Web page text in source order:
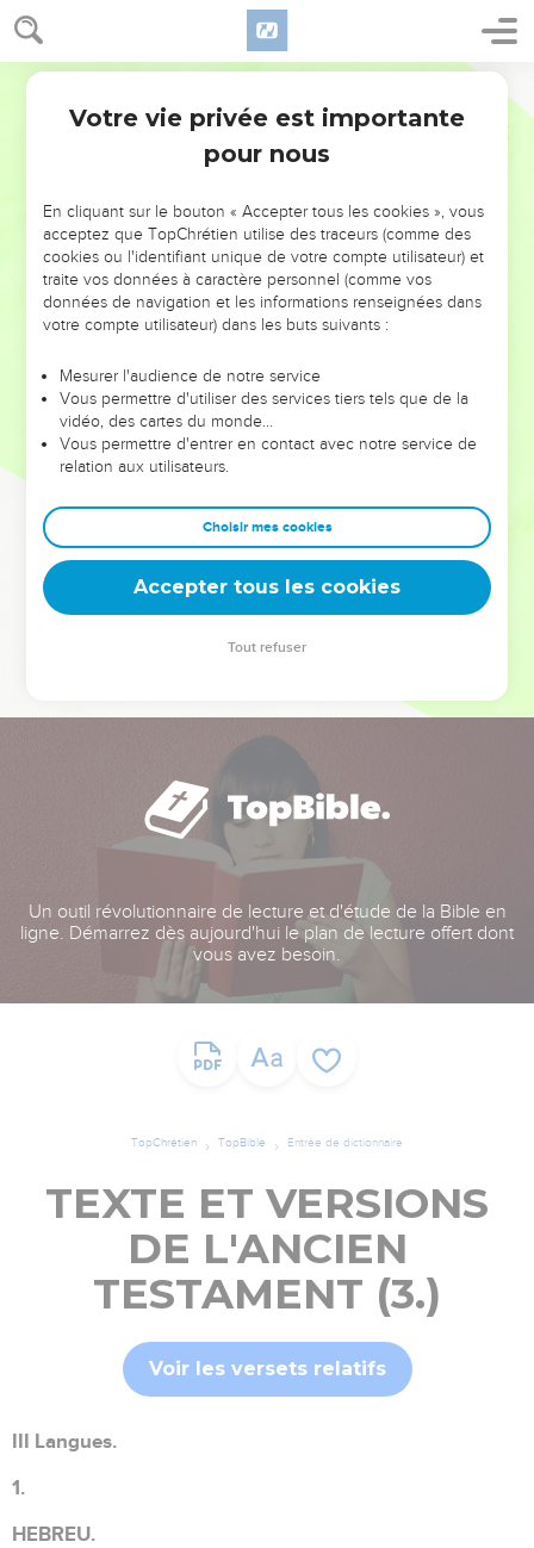
NE MANQUEZ PAS L’ÉVÉNEMENT
DE L’ANNÉE !
ET SI LEURS ERREURS POUVAIENT VOUS ÉVITER LES
VOTRES ?
leur foi ou leur vision. Mais on voit moins les doutes, les erreurs
et les saisons difficiles qu'ils ont traversés, alors même que ce
sont elles qui les ont façonnés.
Dans cette conférence, leaders, entrepreneurs, et responsables
clés pour avancer avec plus de sagesse afin que leurs erreurs
deviennent vos tremplins. Que vous guidiez un ministère, une
équipe, un groupe ou une famille, leur expérience est faite
Un outil révolutionnaire de lecture et d'étude de la Bible en
ligne. Démarrez dès aujourd'hui le plan de lecture offert dont
vous avez besoin.
TopChrétien TopBible Entrée de dictionnaire
TEXTE ET VERSIONS
DE L'ANCIEN
TESTAMENT (3.)
Voir les versets relatifs
III Langues.
1.
HEBREU.
Votre vie privée est importante
pour nous
En cliquant sur le bouton « Accepter tous les cookies », vous
acceptez que TopChrétien utilise des traceurs (comme des
cookies ou l'identifiant unique de votre compte utilisateur) et
traite vos données à caractère personnel (comme vos
données de navigation et les informations renseignées dans
votre compte utilisateur) dans les buts suivants :
Mesurer l'audience de notre service
Vous permettre d'utiliser des services tiers tels que de la
vidéo, des cartes du monde…
Vous permettre d'entrer en contact avec notre service de
relation aux utilisateurs.
Choisir mes cookies
Accepter tous les cookies
Tout refuser